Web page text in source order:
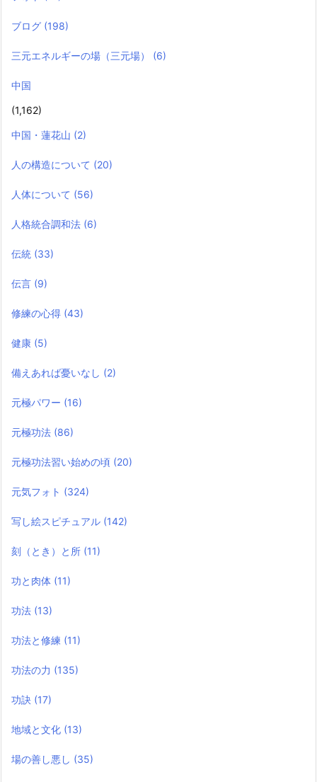
ブログ (198)
三元エネルギーの場（三元場） (6)
中国
(1,162)
中国・蓮花山 (2)
人の構造について (20)
人体について (56)
人格統合調和法 (6)
伝統 (33)
伝言 (9)
修練の心得 (43)
健康 (5)
備えあれば憂いなし (2)
元極パワー (16)
元極功法 (86)
元極功法習い始めの頃 (20)
元気フォト (324)
写し絵スピチュアル (142)
刻（とき）と所 (11)
功と肉体 (11)
功法 (13)
功法と修練 (11)
功法の力 (135)
功訣 (17)
地域と文化 (13)
場の善し悪し (35)